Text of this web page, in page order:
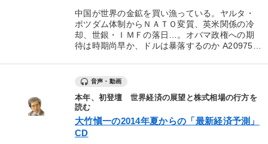
中国が世界の金鉱を買い漁っている。ヤルタ・
ポツダム体制からＮＡＴＯ変質、英米関係の冷
却、世銀・ＩＭＦの落日…。オバマ政権への期
待は時期尚早か、ドルは暴落するのか A20975…
音声・動画
本年、初登壇 世界経済の展望と株式相場の行方を
読む
大竹愼一の2014年夏からの「最新経済予測」
CD